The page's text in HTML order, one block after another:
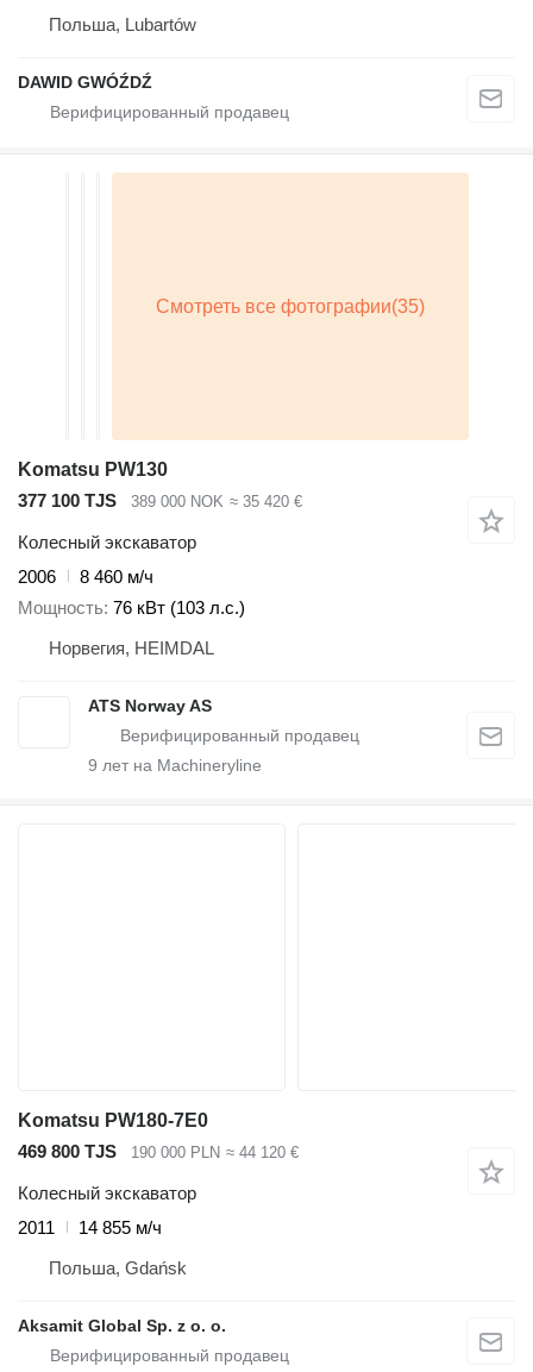
Польша, Lubartów
DAWID GWÓŹDŹ
Komatsu PW130
377 100 TJS
389 000 NOK ≈ 35 420 €
Колесный экскаватор
2006
8 460 м/ч
Мощность 76 кВт (103 л.с.)
Норвегия, HEIMDAL
ATS Norway AS
9 лет на Machineryline
Komatsu PW180-7E0
469 800 TJS
190 000 PLN ≈ 44 120 €
Колесный экскаватор
2011
14 855 м/ч
Польша, Gdańsk
Aksamit Global Sp. z o. o.